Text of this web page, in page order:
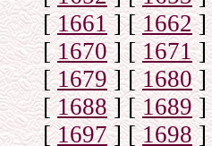
[1661] [1662]
[1670] [1671]
[1679] [1680]
[1688] [1689]
[1697] [1698]